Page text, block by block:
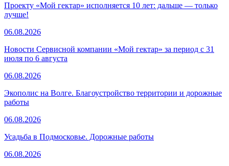
Проекту «Мой гектар» исполняется 10 лет: дальше — только
лучше!
06.08.2026
Новости Сервисной компании «Мой гектар» за период с 31
июля по 6 августа
06.08.2026
Экополис на Волге. Благоустройство территории и дорожные
работы
06.08.2026
Усадьба в Подмосковье. Дорожные работы
06.08.2026